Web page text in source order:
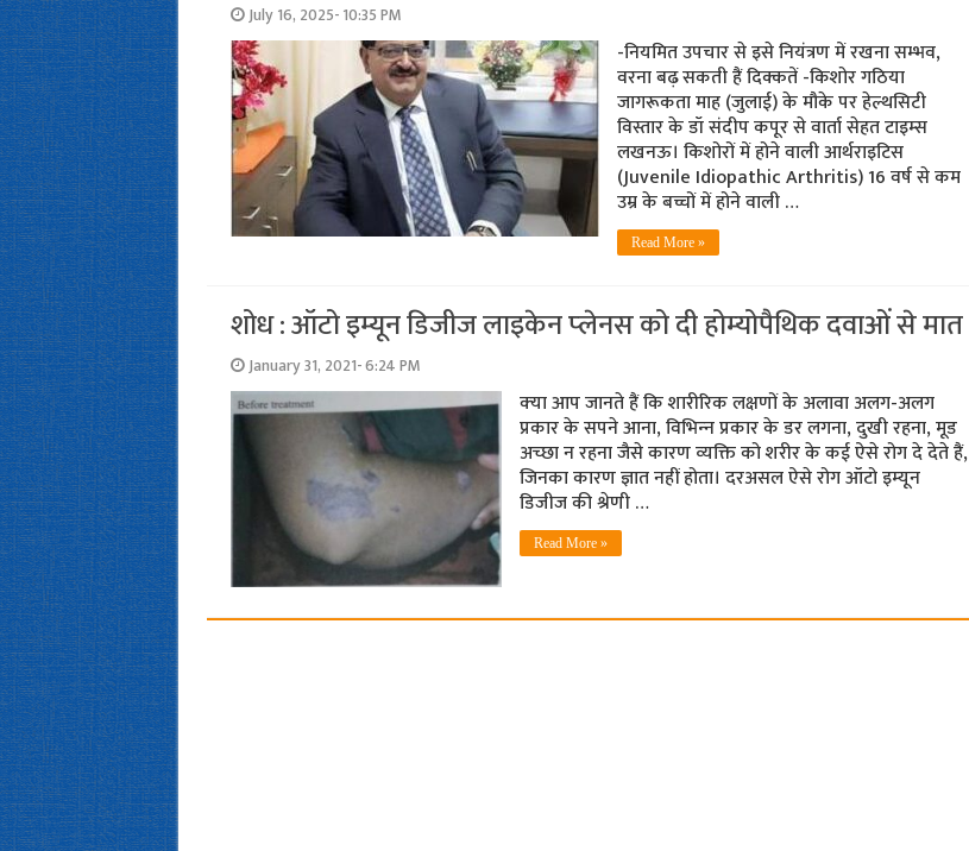
July 16, 2025- 10:35 PM
-नियमित उपचार से इसे नियं​त्रण में रखना सम्भव,
वरना बढ़ सकती हैं दिक्कतें -किशोर गठिया
जागरूकता माह (जुलाई) के मौके पर हेल्थसिटी
विस्तार के डॉ संदीप कपूर से वार्ता सेहत टाइम्स
लखनऊ। किशोरों में होने वाली आर्थराइटिस
(Juvenile Idiopathic Arthritis) 16 वर्ष से कम
उम्र के बच्चों में होने वाली …
Read More »
शोध : ऑटो इम्यून डिजीज लाइकेन प्‍लेनस को दी होम्‍योपैथिक दवाओं से मात
January 31, 2021- 6:24 PM
क्‍या आप जानते हैं कि शारीरिक लक्षणों के अलावा अलग-अलग
प्रकार के सपने आना, विभिन्‍न प्रकार के डर लगना, दुखी रहना, मूड
अच्‍छा न रहना जैसे कारण व्‍यक्ति को शरीर के कई ऐसे रोग दे देते हैं,
जिनका कारण ज्ञात नहीं होता। दरअसल ऐसे रोग ऑटो इम्‍यून
डिजीज की श्रेणी …
Read More »